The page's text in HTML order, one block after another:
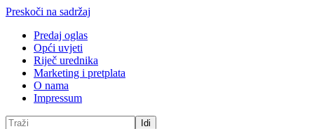
Preskoči na sadržaj
Predaj oglas
Opći uvjeti
Riječ urednika
Marketing i pretplata
O nama
Impressum
Idi